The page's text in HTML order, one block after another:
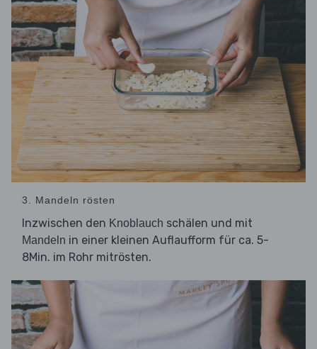
3. Mandeln rösten
Inzwischen den Knoblauch schälen und mit
Mandeln in einer kleinen Auflaufform für ca. 5-
8Min. im Rohr mitrösten.